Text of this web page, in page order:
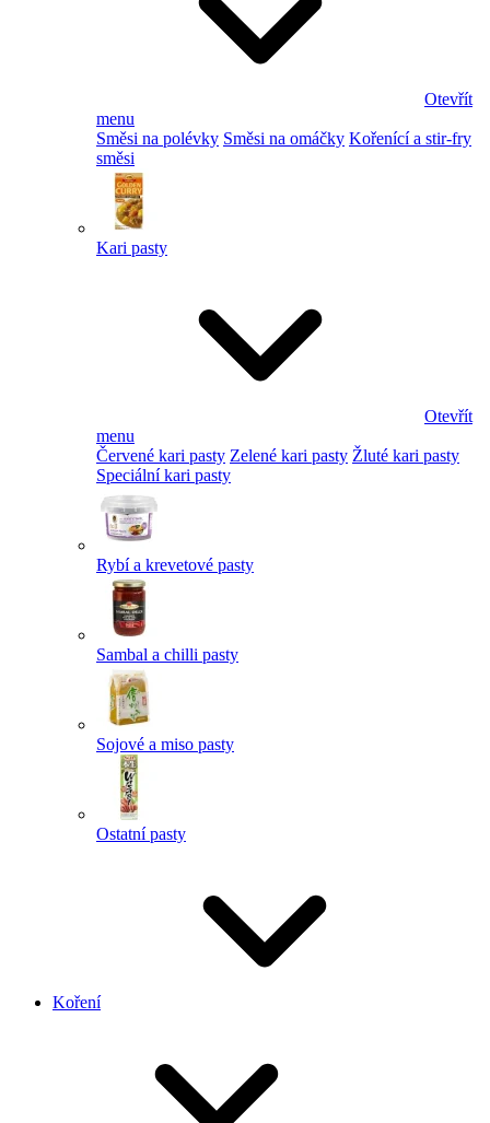
Otevřít
menu
Směsi na polévky Směsi na omáčky Kořenící a stir-fry
směsi
Kari pasty
Otevřít
menu
Červené kari pasty Zelené kari pasty Žluté kari pasty
Speciální kari pasty
Rybí a krevetové pasty
Sambal a chilli pasty
Sojové a miso pasty
Ostatní pasty
Koření